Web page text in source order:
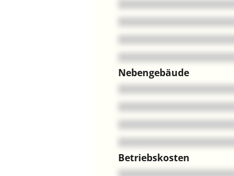
Nebengebäude
Betriebskosten